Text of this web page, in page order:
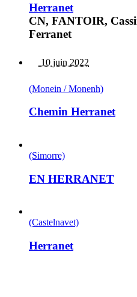
Herranet
CN, FANTOIR,
Ferranet
10 juin 2022
(Monein / Monenh)
Chemin Herranet
(Simorre)
EN HERRANET
(Castelnavet)
Herranet